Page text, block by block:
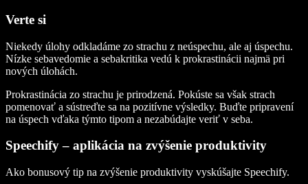
Verte si
Niekedy úlohy odkladáme zo strachu z neúspechu, ale aj úspechu.
Nízke sebavedomie a sebakritika vedú k prokrastinácii najmä pri
nových úlohách.
Prokrastinácia zo strachu je prirodzená. Pokúste sa však strach
pomenovať a sústreďte sa na pozitívne výsledky. Buďte pripravení
na úspech vďaka týmto tipom a nezabúdajte veriť v seba.
Speechify – aplikácia na zvýšenie produktivity
Ako bonusový tip na zvýšenie produktivity vyskúšajte Speechify.